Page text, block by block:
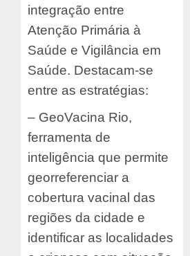
integração entre
Atenção Primária à
Saúde e Vigilância em
Saúde. Destacam-se
entre as estratégias:
– GeoVacina Rio,
ferramenta de
inteligência que permite
georreferenciar a
cobertura vacinal das
regiões da cidade e
identificar as localidades